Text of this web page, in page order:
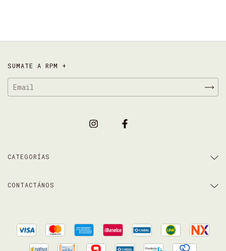
SUMATE A RPM +
CATEGORÍAS
CONTACTÁNOS